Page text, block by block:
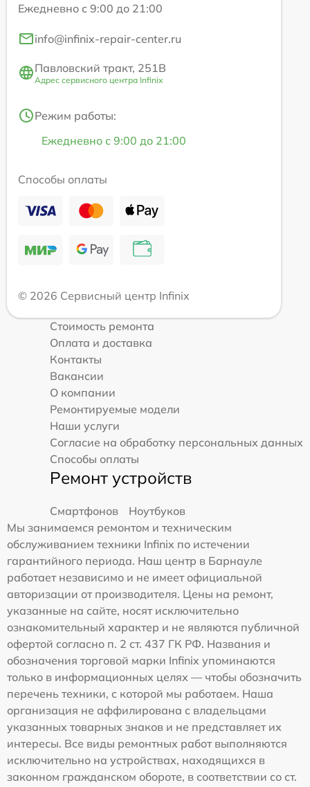
Ежедневно с 9:00 до 21:00
info@infinix-repair-center.ru
Павловский тракт, 251В
Адрес сервисного центра Infinix
Режим работы:
Ежедневно с 9:00 до 21:00
Способы оплаты
© 2026 Сервисный центр Infinix
Стоимость ремонта
Оплата и доставка
Контакты
Вакансии
О компании
Ремонтируемые модели
Наши услуги
Согласие на обработку персональных данных
Способы оплаты
Ремонт устройств
Смартфонов
Ноутбуков
Мы занимаемся ремонтом и техническим
обслуживанием техники Infinix по истечении
гарантийного периода. Наш центр в Барнауле
работает независимо и не имеет официальной
авторизации от производителя. Цены на ремонт,
указанные на сайте, носят исключительно
ознакомительный характер и не являются публичной
офертой согласно п. 2 ст. 437 ГК РФ. Названия и
обозначения торговой марки Infinix упоминаются
только в информационных целях — чтобы обозначить
перечень техники, с которой мы работаем. Наша
организация не аффилирована с владельцами
указанных товарных знаков и не представляет их
интересы. Все виды ремонтных работ выполняются
исключительно на устройствах, находящихся в
законном гражданском обороте, в соответствии со ст.